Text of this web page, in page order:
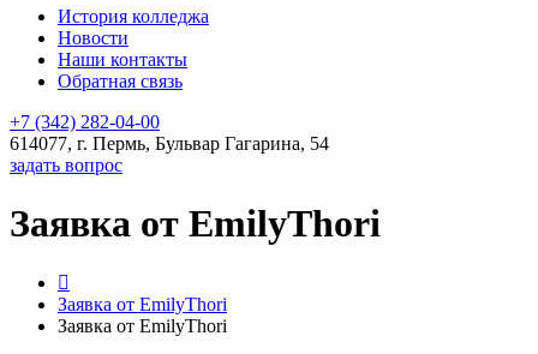
История колледжа
Новости
Наши контакты
Обратная связь
+7 (342) 282-04-00
614077, г. Пермь, Бульвар Гагарина, 54
задать вопрос
Заявка от EmilyThori
Заявка от EmilyThori
Заявка от EmilyThori